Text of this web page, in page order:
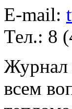
E-mail:
Тел.: 8
Журнал
всем